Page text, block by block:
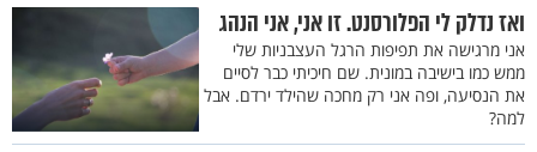
ואז נדלק לי הפלורסנט. זו אני, אני הנהג
אני מרגישה את תפיפות הרגל העצבניות שלי
ממש כמו בישיבה במונית. שם חיכיתי כבר לסיים
את הנסיעה, ופה אני רק מחכה שהילד ירדם. אבל
למה?